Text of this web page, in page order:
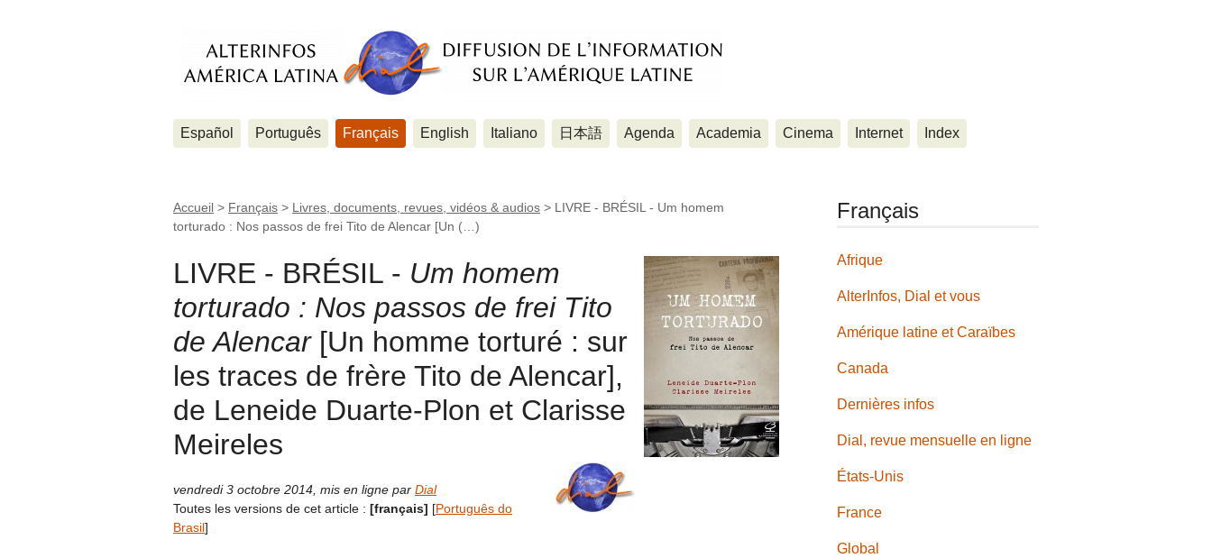
Español Português Français English Italiano 日本語 Agenda Academia Cinema Internet Index
Accueil > Français > Livres, documents, revues, vidéos & audios > LIVRE - BRÉSIL - Um homem
torturado : Nos passos de frei Tito de Alencar [Un (…)
LIVRE - BRÉSIL - Um homem
torturado : Nos passos de frei Tito
de Alencar[Un homme torturé : sur
les traces de frère Tito de Alencar],
de Leneide Duarte-Plon et Clarisse
Meireles
vendredi 3 octobre 2014 mis en ligne par Dial
Toutes les versions de cet article : [français] [Português do
Brasil]
Français
Afrique
AlterInfos, Dial et vous
Amérique latine et Caraïbes
Canada
Dernières infos
Dial, revue mensuelle en ligne
États-Unis
France
Global